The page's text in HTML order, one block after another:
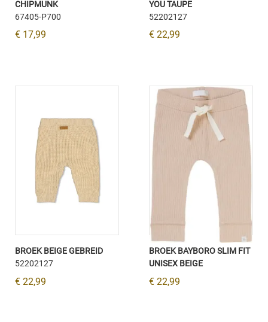
CHIPMUNK
67405-P700
€ 17,99
YOU TAUPE
52202127
€ 22,99
BROEK BEIGE GEBREID
52202127
€ 22,99
BROEK BAYBORO SLIM FIT
UNISEX BEIGE
€ 22,99